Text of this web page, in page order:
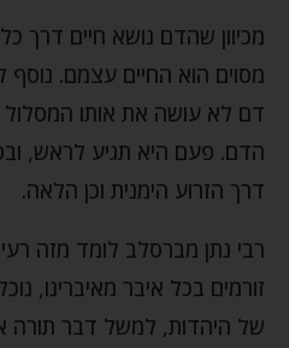
מכיוון שהדם נושא חיים דרך
מסוים הוא החיים עצמם.
דם לא עושה את אותו
הדם. פעם היא תגיע לראש,
דרך הזרוע הימנית וכן הלאה.
רבי נתן מברסלב לומד מזה
זורמים בכל איבר מאיברינו,
של היהדות, למשל דבר תורה